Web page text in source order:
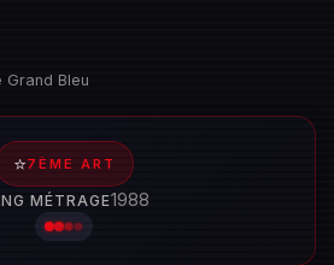
Grand Bleu
⭐7ÈME ART
MÉTRAGE1988